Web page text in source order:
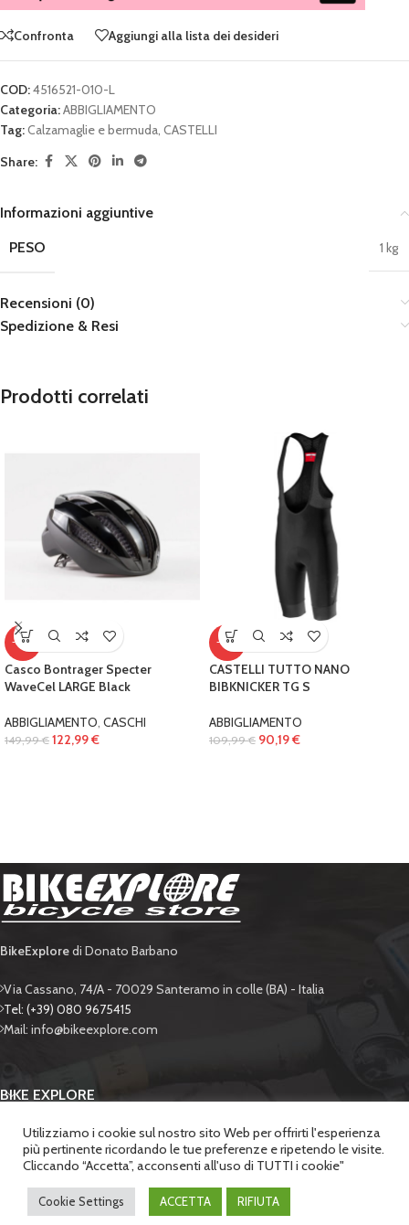
Confronta Aggiungi alla lista dei desideri
COD:4516521-010-L
Categoria:ABBIGLIAMENTO
Tag:Calzamaglie e bermuda, CASTELLI
Share:
Informazioni aggiuntive
PESO
1 kg
Recensioni (0)
Spedizione & Resi
Prodotti correlati
-18%
Casco Bontrager Specter
WaveCel LARGE Black
ABBIGLIAMENTO, CASCHI
149,99€ 122,99€
-18%
CASTELLI TUTTO NANO
BIBKNICKER TG S
ABBIGLIAMENTO
109,99€ 90,19€
BikeExploredi Donato Barbano
Via Cassano, 74/A - 70029 Santeramo in colle (BA) - Italia
Tel: (+39) 080 9675415
Mail: info@bikeexplore.com
BIKE EXPLORE
SUPPORTO
SICUREZZA
BIKE EXPLORE di Donato Barbano . - P.IVA 06428650722 | POWERED BY
Utilizziamo i cookie sul nostro sito Web per offrirti l'esperienza
più pertinente ricordando le tue preferenze e ripetendo le visite.
Cliccando “Accetta”, acconsenti all'uso di TUTTI i cookie"
Cookie Settings ACCETTA RIFIUTA